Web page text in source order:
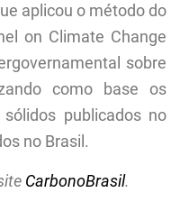
aplicou o método do
on Climate Change
sobre
como base os
publicados no
no Brasil.
CarbonoBrasil.